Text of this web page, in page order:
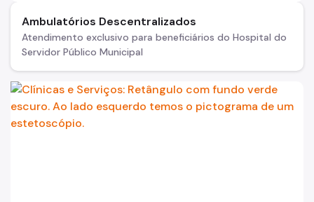
Ambulatórios Descentralizados
Atendimento exclusivo para beneficiários do Hospital do
Servidor Público Municipal